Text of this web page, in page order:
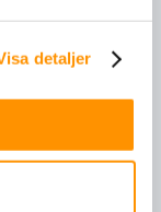
detaljer
vare en verkstad
efter att
och fälttjänster
Denna